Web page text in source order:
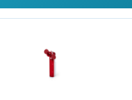
nouvelles et nos
accompagnement global